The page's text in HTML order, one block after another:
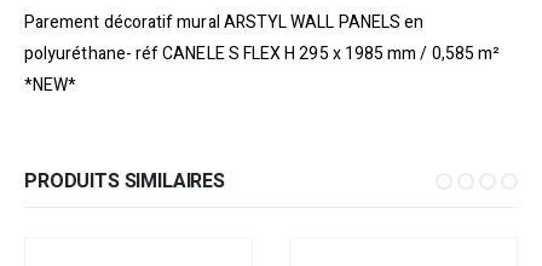
Parement décoratif mural ARSTYL WALL PANELS en
polyuréthane- réf CANELE S FLEX H 295 x 1985 mm / 0,585 m²
*NEW*
PRODUITS SIMILAIRES